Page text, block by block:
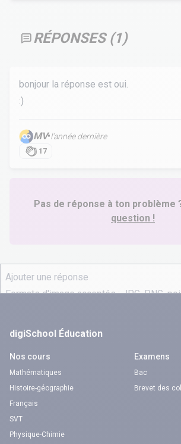
RÉPONSES (1)
bonjour la réponse est oui.
:)
MV•l’année dernière
17
Pas de réponse à ton problème
question !
digiSchool Éducation
Nos cours
Mathématiques
Histoire-géographie
Français
SVT
Physique-Chimie
Examens
Bac
Brevet des